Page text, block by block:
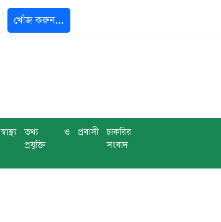
খোঁজ করুন...
স্বাস্থ্য
তথ্য ও
প্রযুক্তি
প্রবাসী
চাকরির
সংবাদ